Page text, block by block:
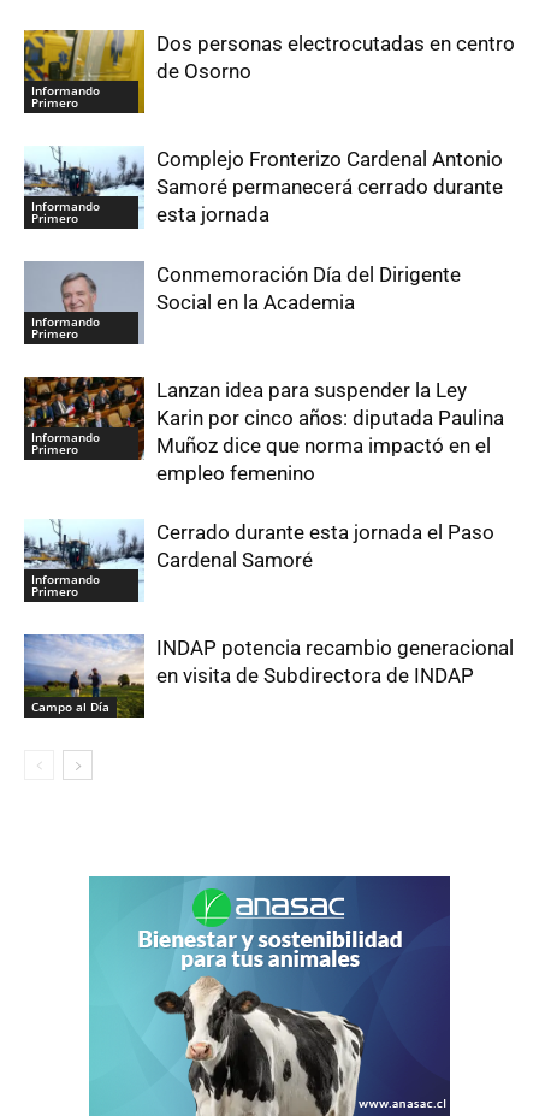
Informando
Primero
Dos personas electrocutadas en centro
de Osorno
Informando
Primero
Complejo Fronterizo Cardenal Antonio
Samoré permanecerá cerrado durante
esta jornada
Informando
Primero
Conmemoración Día del Dirigente
Social en la Academia
Informando
Primero
Lanzan idea para suspender la Ley
Karin por cinco años: diputada Paulina
Muñoz dice que norma impactó en el
empleo femenino
Informando
Primero
Cerrado durante esta jornada el Paso
Cardenal Samoré
Campo al Día
INDAP potencia recambio generacional
en visita de Subdirectora de INDAP